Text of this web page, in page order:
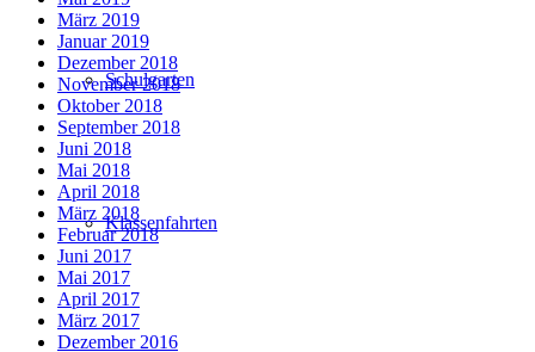
Schulgarten
Klassenfahrten
März 2019
Januar 2019
Dezember 2018
November 2018
Oktober 2018
September 2018
Juni 2018
Mai 2018
April 2018
März 2018
Februar 2018
Juni 2017
Mai 2017
April 2017
März 2017
Dezember 2016